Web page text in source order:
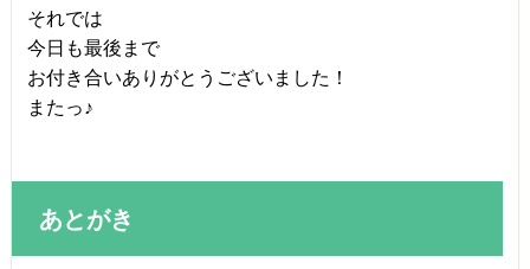
それでは
今日も最後まで
お付き合いありがとうございました！
またっ♪
あとがき